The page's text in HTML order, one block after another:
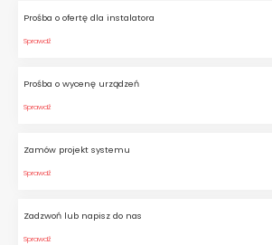
Prośba o ofertę dla instalatora
Sprawdź
Prośba o wycenę urządzeń
Sprawdź
Zamów projekt systemu
Sprawdź
Zadzwoń lub napisz do nas
Sprawdź